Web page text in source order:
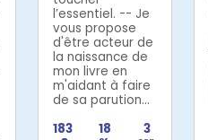
l’essentiel. -- Je
vous propose
d'être acteur de
la naissance de
mon livre en
m'aidant à faire
de sa parution...
183
18
3